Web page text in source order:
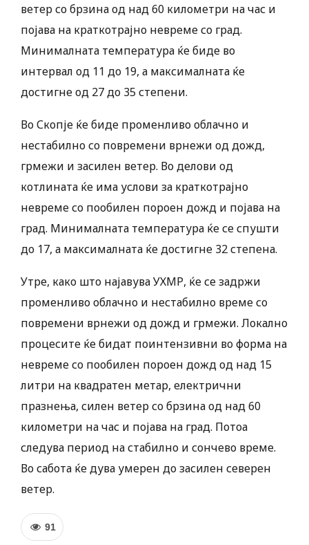
ветер со брзина од над 60 километри на час и
појава на краткотрајно невреме со град.
Минималната температура ќе биде во
интервал од 11 до 19, а максималната ќе
достигне од 27 до 35 степени.
Во Скопје ќе биде променливо облачно и
нестабилно со повремени врнежи од дожд,
грмежи и засилен ветер. Во делови од
котлината ќе има услови за краткотрајно
невреме со пообилен пороен дожд и појава на
град. Минималната температура ќе се спушти
до 17, а максималната ќе достигне 32 степена.
Утре, како што најавува УХМР, ќе се задржи
променливо облачно и нестабилно време со
повремени врнежи од дожд и грмежи. Локално
процесите ќе бидат поинтензивни во форма на
невреме со пообилен пороен дожд од над 15
литри на квадратен метар, електрични
празнења, силен ветер со брзина од над 60
километри на час и појава на град. Потоа
следува период на стабилно и сончево време.
Во сабота ќе дува умерен до засилен северен
ветер.
91